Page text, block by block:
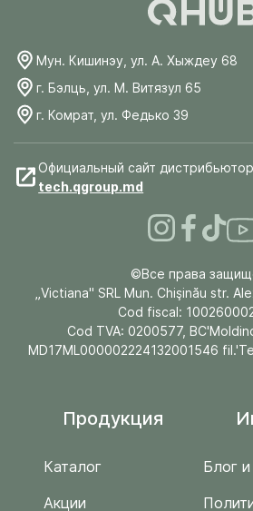
Мун. Кишинэу, ул. А. Хыждеу 68
г. Бэлць, ул. М. Витязул 65
г. Комрат, ул. Федько 39
Официальный сайт
tech.qgroup.md
©Все права
„Victiana" SRL Mun. Chişinău str.
Cod fiscal:
Cod TVA: 0200577,
MD17ML000002224132001546
Продукция
Каталог
Акции
Блог